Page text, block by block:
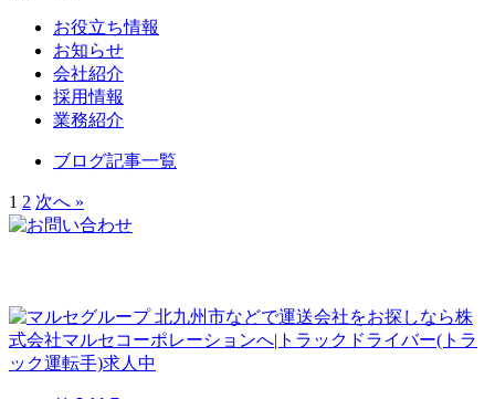
お役立ち情報
お知らせ
会社紹介
採用情報
業務紹介
ブログ記事一覧
1 2 次へ »
北九州市などで運送会社をお探しなら株
式会社マルセコーポレーションへ|トラックドライバー(トラ
ック運転手)求人中